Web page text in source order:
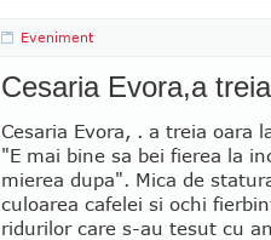
Eveniment
Cesaria Evora,a
Cesaria Evora, . a treia oara
"E mai bine sa bei fierea la
mierea dupa". Mica de
culoarea cafelei si ochi
ridurilor care s-au tesut cu